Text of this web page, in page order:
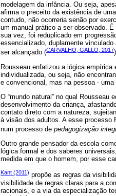
modelagem da infância. Ou seja,
afirma o preceito da existência de
contudo, não ocorreria senão por
um manual prático a ser observado.
sua vez, foi reduplicado em
essencializado, duplamente
ser alcançado (CARVALHO; GALLO, 2017
Rousseau enfatizou a lógica
individualizada, ou seja, não
e convencional, mas na pessoa -
O “mundo natural” no qual Rousseau
desenvolvimento da criança,
contato direto com a natureza,
à visão dos adultos. A esse processo
num processo de pedagogização
Outro grande pensador da escola
lógica formal e dos saberes
medida em que o homem, por esse
Kant (2011) propõe as regras da
visibilidade de regras claras para a
racionais, e a via da especialização